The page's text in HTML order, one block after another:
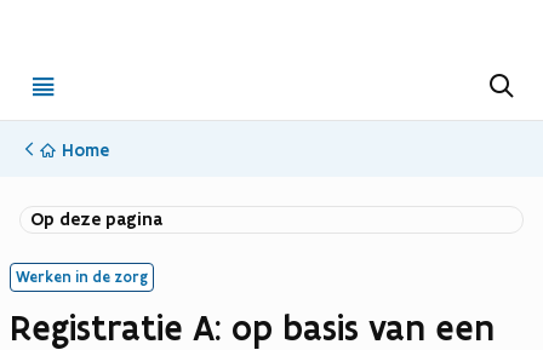
menu
Home
Op deze pagina
Werken in de zorg
Registratie A: op basis van een